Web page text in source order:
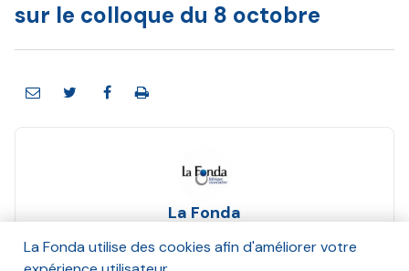
sur le colloque du 8 octobre
La Fonda
Octobre 2019
La Fonda utilise des cookies afin d'améliorer votre